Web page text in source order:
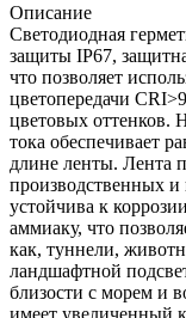
Описание
Светодиодная
защиты IP67,
что позволяет
цветопередачи
цветовых оттенков.
тока обеспечивает
длине ленты. Лента
производственных
устойчива к
аммиаку, что
как, туннели,
ландшафтной
близости с морем и
имеет увеличенный